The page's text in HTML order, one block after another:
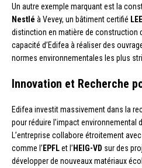
Un autre exemple marquant est la
Nestlé à Vevey, un bâtiment certifié
distinction en matière de construction
capacité d’Edifea à réaliser des
normes environnementales les plus
Innovation et Recherche
Edifea investit massivement dans la
pour réduire l’impact environnemental
L’entreprise collabore étroitement
comme l’EPFLet l’HEIG-VD sur des
développer de nouveaux matériaux